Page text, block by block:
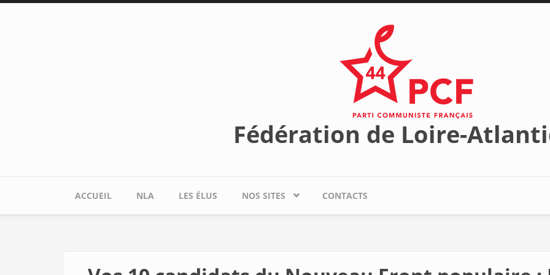
Aller au contenu principal
Fédération de Loire-
ACCUEIL NLA LES ÉLUS NOS SITES CONTACTS